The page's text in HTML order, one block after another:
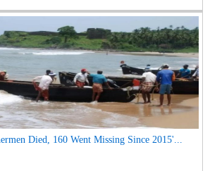
Died, 160 Went Missing Since 2015'...